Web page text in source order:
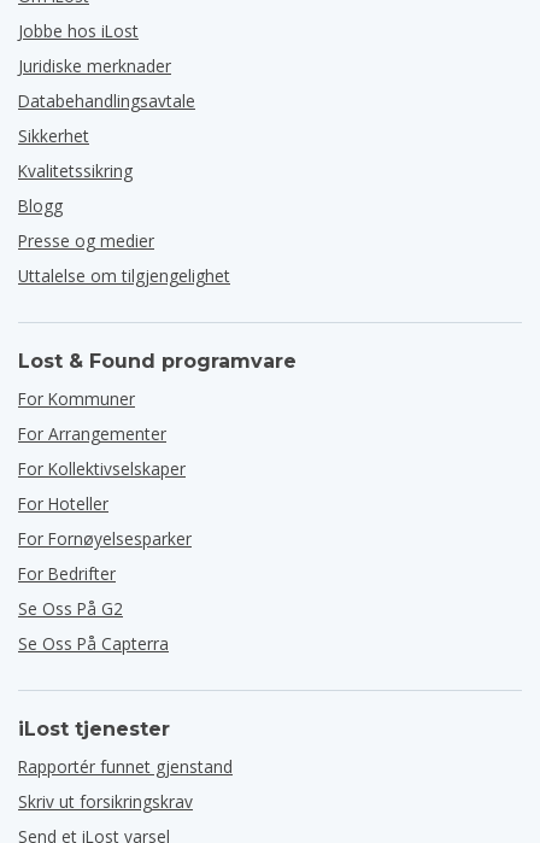
Jobbe hos iLost
Juridiske merknader
Databehandlingsavtale
Sikkerhet
Kvalitetssikring
Blogg
Presse og medier
Uttalelse om tilgjengelighet
Lost & Found programvare
For Kommuner
For Arrangementer
For Kollektivselskaper
For Hoteller
For Fornøyelsesparker
For Bedrifter
Se Oss På G2
Se Oss På Capterra
iLost tjenester
Rapportér funnet gjenstand
Skriv ut forsikringskrav
Send et iLost varsel